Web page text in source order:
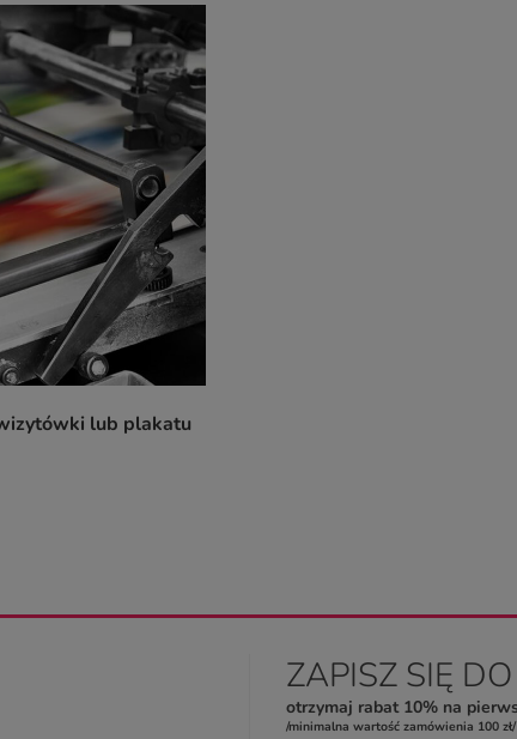
lub plakatu
ZAPISZ SIĘ
otrzymaj rabat 10% na
/minimalna wartość zamówienia 100 zł/